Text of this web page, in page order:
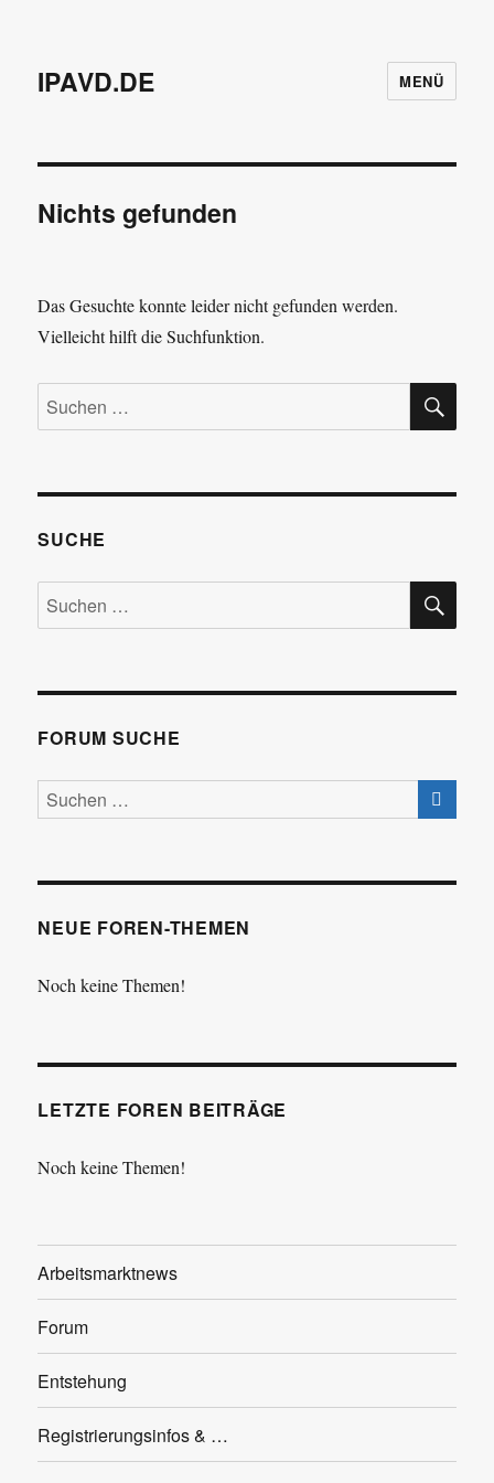
IPAVD.DE MENÜ
Nichts gefunden
Das Gesuchte konnte leider nicht gefunden werden.
Vielleicht hilft die Suchfunktion.
Suchen
nach:
SUCHE
Suchen
nach:
FORUM SUCHE
NEUE FOREN-THEMEN
Noch keine Themen!
LETZTE FOREN BEITRÄGE
Noch keine Themen!
Arbeitsmarktnews
Forum
Entstehung
Registrierungsinfos & …